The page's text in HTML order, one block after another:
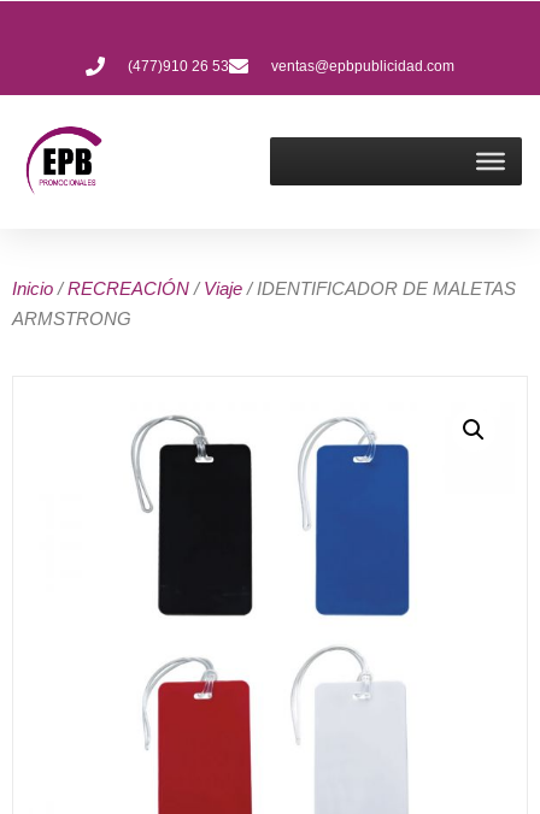
(477)910 26 53 ventas@epbpublicidad.com
Inicio /RECREACIÓN /Viaje / IDENTIFICADOR DE MALETAS
ARMSTRONG